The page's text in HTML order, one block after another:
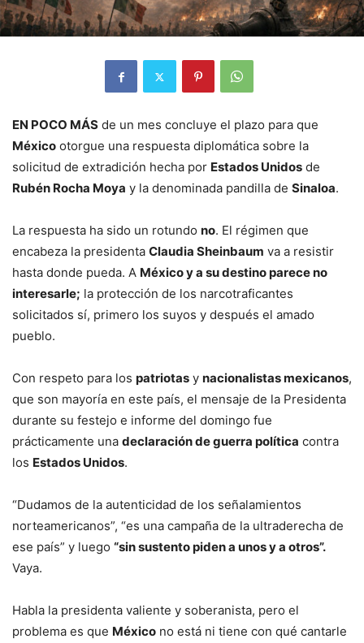
EN POCO MÁS de un mes concluye el plazo para que
México otorgue una respuesta diplomática sobre la
solicitud de extradición hecha por Estados Unidos de
Rubén Rocha Moya y la denominada pandilla de Sinaloa.
La respuesta ha sido un rotundo no. El régimen que
encabeza la presidenta Claudia Sheinbaum va a resistir
hasta donde pueda. A México y a su destino parece no
interesarle; la protección de los narcotraficantes
solicitados sí, primero los suyos y después el amado
pueblo.
Con respeto para los patriotas y nacionalistas mexicanos,
que son mayoría en este país, el mensaje de la Presidenta
durante su festejo e informe del domingo fue
prácticamente una declaración de guerra política contra
los Estados Unidos.
“Dudamos de la autenticidad de los señalamientos
norteamericanos”, “es una campaña de la ultraderecha de
ese país” y luego “sin sustento piden a unos y a otros”.
Vaya.
Habla la presidenta valiente y soberanista, pero el
problema es que México no está ni tiene con qué cantarle